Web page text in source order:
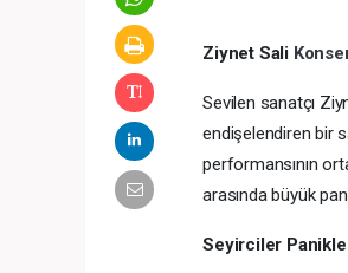
Ziynet Sali
Sevilen sanatçı
endişelendiren bir
performansının
arasında büyük
Seyirciler